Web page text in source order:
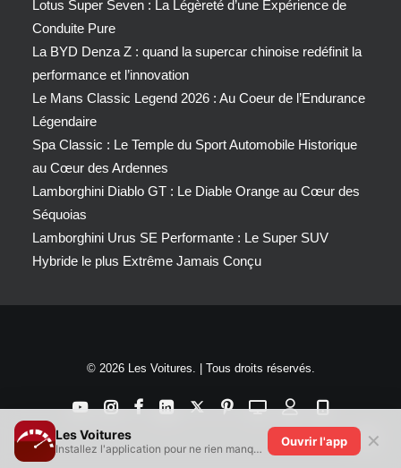
Lotus Super Seven : La Légèreté d’une Expérience de
Conduite Pure
La BYD Denza Z : quand la supercar chinoise redéfinit la
performance et l’innovation
Le Mans Classic Legend 2026 : Au Coeur de l’Endurance
Légendaire
Spa Classic : Le Temple du Sport Automobile Historique
au Cœur des Ardennes
Lamborghini Diablo GT : Le Diable Orange au Cœur des
Séquoias
Lamborghini Urus SE Performante : Le Super SUV
Hybride le plus Extrême Jamais Conçu
© 2026 Les Voitures. | Tous droits réservés.
Les Voitures
Installez l'application pour ne rien manquer !
Ouvrir l'app ✕